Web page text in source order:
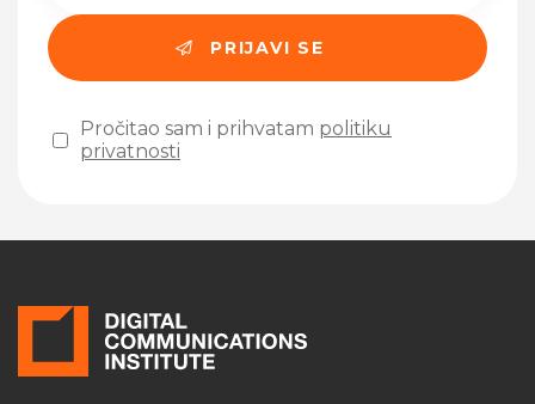
Pročitao sam i prihvatam politiku
privatnosti